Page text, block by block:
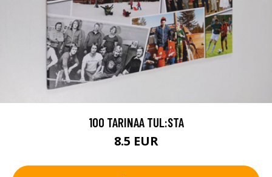
100 TARINAA TUL:STA
8.5 EUR